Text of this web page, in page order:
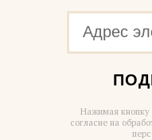
Нажимая кнопку
согласие на